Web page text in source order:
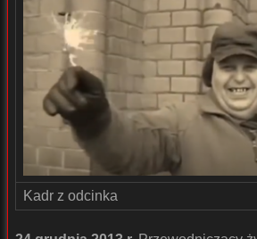
Kadr z odcinka